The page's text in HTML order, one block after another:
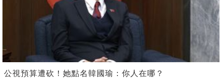
公視預算遭砍！她點名韓國瑜：你人在哪？